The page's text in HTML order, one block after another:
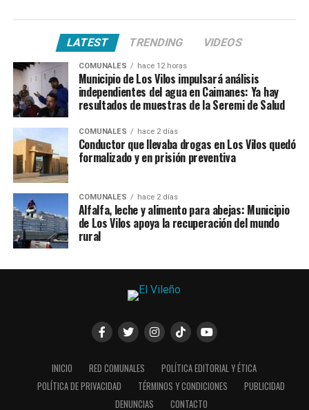
LATEST TRENDING VIDEOS
COMUNALES hace 12 horas
Municipio de Los Vilos impulsará análisis
independientes del agua en Caimanes: Ya hay
resultados de muestras de la Seremi de Salud
COMUNALES hace 2 días
Conductor que llevaba drogas en Los Vilos quedó
formalizado y en prisión preventiva
COMUNALES hace 2 días
Alfalfa, leche y alimento para abejas: Municipio
de Los Vilos apoya la recuperación del mundo
rural
INICIO RED COMUNALES
POLÍTICA EDITORIAL Y ÉTICA
POLÍTICA DE PRIVACIDAD
TÉRMINOS Y CONDICIONES
PUBLICIDAD
DENUNCIAS
CONTACTO